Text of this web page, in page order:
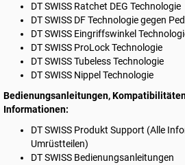
DT SWISS Ratchet DEG Technologie
DT SWISS DF Technologie gegen
DT SWISS Eingriffswinkel
DT SWISS ProLock Technologie
DT SWISSTubeless Technologie
DT SWISS Nippel Technologie
Bedienungsanleitungen,
Informationen:
DT SWISS Produkt Support (Alle
Umrüstteilen)
DT SWISS Bedienungsanleitungen